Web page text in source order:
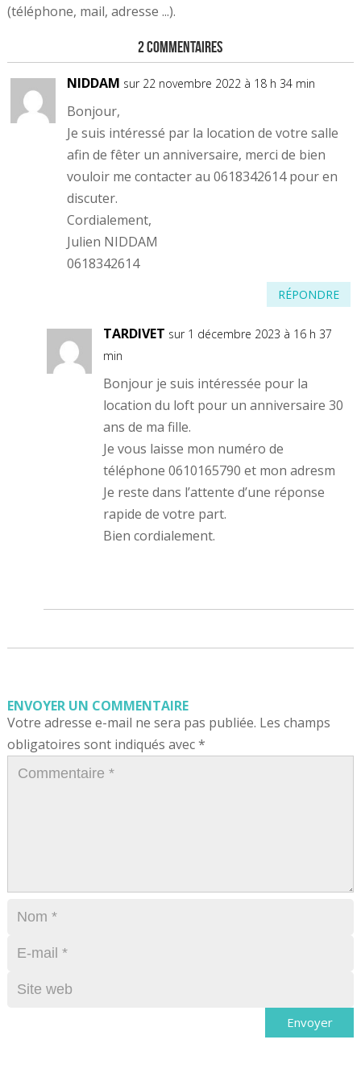
(téléphone, mail, adresse ...).
2 Commentaires
NIDDAM sur 22 novembre 2022 à 18 h 34 min
Bonjour,
Je suis intéressé par la location de votre salle
afin de fêter un anniversaire, merci de bien
vouloir me contacter au 0618342614 pour en
discuter.
Cordialement,
Julien NIDDAM
0618342614
RÉPONDRE
TARDIVET sur 1 décembre 2023 à 16 h 37
min
Bonjour je suis intéressée pour la
location du loft pour un anniversaire 30
ans de ma fille.
Je vous laisse mon numéro de
téléphone 0610165790 et mon adresm
Je reste dans l’attente d’une réponse
rapide de votre part.
Bien cordialement.
ENVOYER UN COMMENTAIRE
Votre adresse e-mail ne sera pas publiée. Les champs
obligatoires sont indiqués avec*